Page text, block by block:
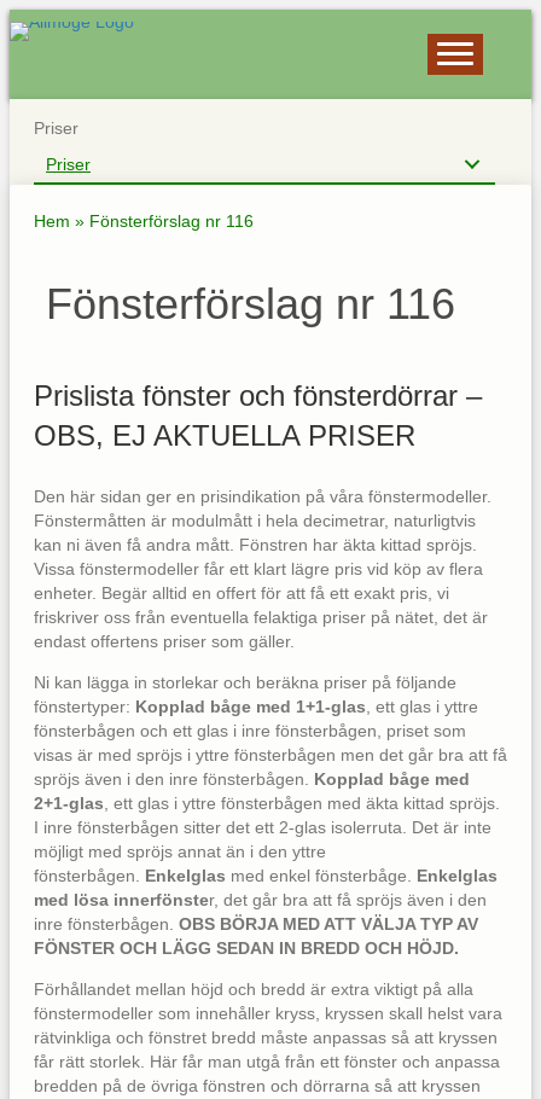
Priser
Priser
Hem » Fönsterförslag nr 116
Fönsterförslag nr 116
Prislista fönster och fönsterdörrar –
OBS, EJ AKTUELLA PRISER
Den här sidan ger en prisindikation på våra fönstermodeller.
Fönstermåtten är modulmått i hela decimetrar, naturligtvis
kan ni även få andra mått. Fönstren har äkta kittad spröjs.
Vissa fönstermodeller får ett klart lägre pris vid köp av flera
enheter. Begär alltid en offert för att få ett exakt pris, vi
friskriver oss från eventuella felaktiga priser på nätet, det är
endast offertens priser som gäller.
Ni kan lägga in storlekar och beräkna priser på följande
fönstertyper: Kopplad båge med 1+1-glas , ett glas i yttre
fönsterbågen och ett glas i inre fönsterbågen, priset som
visas är med spröjs i yttre fönsterbågen men det går bra att få
spröjs även i den inre fönsterbågen. Kopplad båge med
2+1-glas , ett glas i yttre fönsterbågen med äkta kittad spröjs.
I inre fönsterbågen sitter det ett 2-glas isolerruta. Det är inte
möjligt med spröjs annat än i den yttre
fönsterbågen. Enkelglas med enkel fönsterbåge.
Enkelglas
med lösa innerfönster, det går bra att få spröjs även i den
inre fönsterbågen. OBS BÖRJA MED ATT VÄLJA TYP AV
FÖNSTER OCH LÄGG SEDAN IN BREDD OCH HÖJD.
Förhållandet mellan höjd och bredd är extra viktigt på alla
fönstermodeller som innehåller kryss, kryssen skall helst vara
rätvinkliga och fönstret bredd måste anpassas så att kryssen
får rätt storlek. Här får man utgå från ett fönster och anpassa
bredden på de övriga fönstren och dörrarna så att kryssen